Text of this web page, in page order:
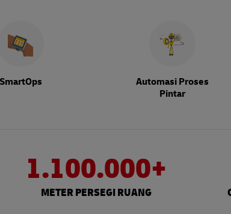
SmartOps
Automasi Proses
Pintar
1.100.000+
METER PERSEGI RUANG